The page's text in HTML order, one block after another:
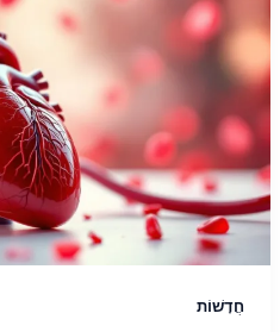
חֲדָשׁוֹת